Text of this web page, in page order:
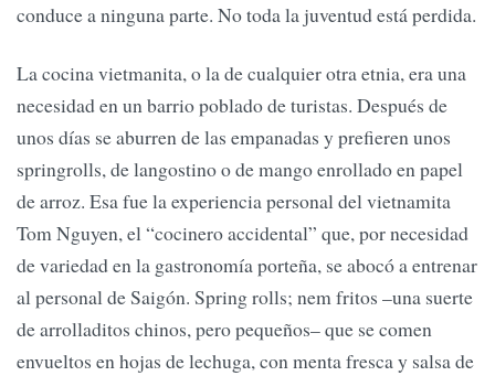
conduce a ninguna parte. No toda la juventud está perdida.
La cocina vietmanita, o la de cualquier otra etnia, era una
necesidad en un barrio poblado de turistas. Después de
unos días se aburren de las empanadas y prefieren unos
springrolls, de langostino o de mango enrollado en papel
de arroz. Esa fue la experiencia personal del vietnamita
Tom Nguyen, el “cocinero accidental” que, por necesidad
de variedad en la gastronomía porteña, se abocó a entrenar
al personal de Saigón. Spring rolls; nem fritos –una suerte
de arrolladitos chinos, pero pequeños– que se comen
envueltos en hojas de lechuga, con menta fresca y salsa de